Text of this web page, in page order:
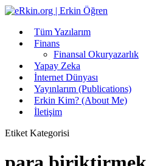
Tüm Yazılarım
Finans
Finansal Okuryazarlık
Yapay Zeka
İnternet Dünyası
Yayınlarım (Publications)
Erkin Kim? (About Me)
İletişim
Etiket Kategorisi